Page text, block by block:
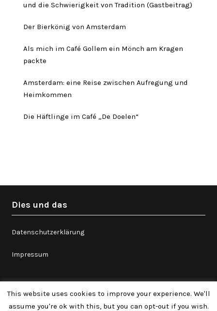
und die Schwierigkeit von Tradition (Gastbeitrag)
Der Bierkönig von Amsterdam
Als mich im Café Gollem ein Mönch am Kragen
packte
Amsterdam: eine Reise zwischen Aufregung und
Heimkommen
Die Häftlinge im Café „De Doelen“
Dies und das
Datenschutzerklärung
Impressum
©2026 //Schluckepuck//| Theme by
This website uses cookies to improve your experience. We'll
assume you're ok with this, but you can opt-out if you wish.